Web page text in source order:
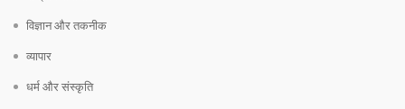
विज्ञान और तकनीक
व्यापार
धर्म और संस्कृति